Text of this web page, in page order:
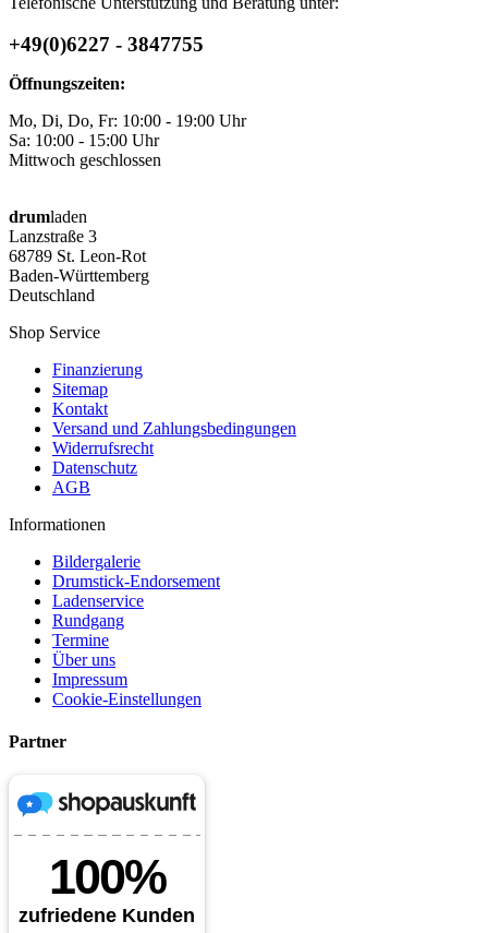
+49(0)6227 - 3847755
Öffnungszeiten:
Mo, Di, Do, Fr: 10:00 - 19:00 Uhr
Sa: 10:00 - 15:00 Uhr
Mittwoch geschlossen
drumladen
Lanzstraße 3
68789 St. Leon-Rot
Baden-Württemberg
Deutschland
Shop Service
Finanzierung
Sitemap
Kontakt
Versand und Zahlungsbedingungen
Widerrufsrecht
Datenschutz
AGB
Informationen
Bildergalerie
Drumstick-Endorsement
Ladenservice
Rundgang
Termine
Über uns
Impressum
Cookie-Einstellungen
Partner